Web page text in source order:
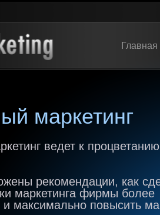
Главная
маркетинг
ведет к процветанию
рекомендации, как
маркетинга фирмы более
максимально повысить